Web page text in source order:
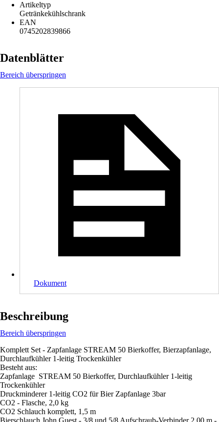
Artikeltyp
Getränkekühlschrank
EAN
0745202839866
Datenblätter
Bereich überspringen
Dokument
Beschreibung
Bereich überspringen
Komplett Set - Zapfanlage STREAM 50 Bierkoffer, Bierzapfanlage,
Durchlaufkühler 1-leitig Trockenkühler
Besteht aus:
Zapfanlage STREAM 50 Bierkoffer, Durchlaufkühler 1-leitig
Trockenkühler
Druckminderer 1-leitig CO2 für Bier Zapfanlage 3bar
CO2 - Flasche, 2,0 kg
CO2 Schlauch komplett, 1,5 m
Bierschlauch John Guest - 3/8 und 5/8 Aufschraub-Verbinder 2,00 m -